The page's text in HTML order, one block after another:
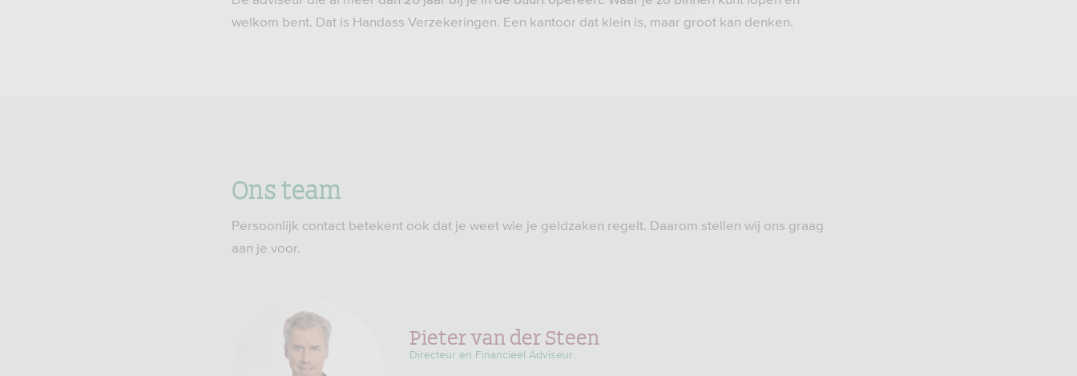
welkom bent. Dat is Handass Verzekeringen. Een kantoor dat klein is, maar groot kan denken.
Ons team
Persoonlijk contact betekent ook dat je weet wie je geldzaken regelt. Daarom stellen wij ons graag
aan je voor.
Pieter van der Steen
Directeur en Financieel Adviseur